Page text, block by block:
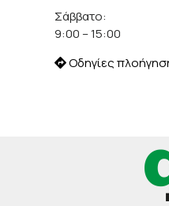
Σάββατο:
9:00 – 15:00
Οδηγίες